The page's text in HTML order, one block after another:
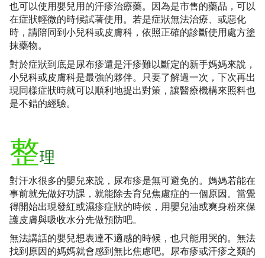
也可以使用嬰兒用的汗疹治療藥。因為是市售的藥品，可以
在症狀輕微的時候試著使用。若是症狀無法治療、或惡化
時，請陪同到小兒科或皮膚科，依照正確的診斷使用處方塗
抹藥物。
對於症狀到底是尿布疹還是汗疹難以斷定的新手媽媽來說，
小兒科或皮膚科是最強的夥伴。只要了解過一次，下次再出
現同樣症狀時就可以順利地提出對策，讓醫療機構來照料也
是不錯的經驗。
整理
對汗水很多的嬰兒來說，尿布疹是無可避免的。媽媽若能在
事前就先做好功課，就能除去育兒焦慮症的一個原因。當覺
得開始出現發紅或濕疹症狀的時候，用嬰兒油或爽身粉來保
護皮膚與吸收水分先做預防吧。
無法講話的嬰兒想表達不適感的時候，也只能用哭的。無法
找到原因的媽媽就會感到無比焦慮吧。尿布疹或汗疹之類的